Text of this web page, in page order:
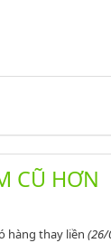
CŨ HƠN
hàng thay liền (26/